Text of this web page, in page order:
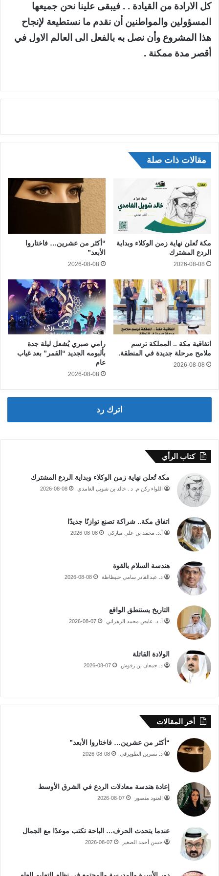
كل الارادة من القيادة . . فيبقى علينا نحن جميعها
المسؤولين والمواطنين أن نقدم ما نستطيعة لإنجاح
هذا المشروع وأن نصل به بالفعل الى العالم الاول في
أقصر مدة ممكنة .
مقالات ذات صلة
مكة تُعلن نهاية زمن الوكلاء وبداية
الردع المشترك
2026-08-08
“أكثر من عشرين… فاختاروا
الأبعد”
2026-08-08
اتفاقية مكة .. المملكة ترسم
ملامح مرحلة جديدة في المنطقة.
2026-08-08
رامي صبري يُشعل ليلة جدة
بألبومه الجديد “القمر” بعد غياب
عام
2026-08-08
اترك رد
كتاب الرأي
مكة تُعلن نهاية زمن الوكلاء وبداية الردع المشترك
اللواء ركن م. د . خالد بن شويل الغامدي 2026-08-08
اتفاق مكة.. شراكة تصنع توازنًا جديدًا
أ.د. محمد بن علي مباركي 2026-08-08
هندسة السلام بالقوة
د. عبدالقادر سامي حنبظاظة 2026-08-08
التاريخ يستنطق الواقع
أ. د. عايض محمد الزهراني 2026-08-07
الولادة القاتلة
د. جمعان بن رقوش 2026-08-07
أخر المقالات
“أكثر من عشرين… فاختاروا الأبعد”
د. نسرين الطويرقي 2026-08-08
إعادة هندسة معادلات الردع في الشرق الأوسط
العنود منصور 2026-08-07
عندما يتحدث الحرف… الباحة تكتب موعدًا مع الجمال
حسن أحمد الصغير 2026-08-07